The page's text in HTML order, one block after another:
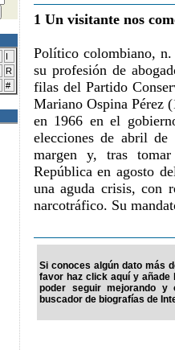
I
R
#
1 Un visitante nos
Político colombiano, n.
su profesión de
filas del Partido
Mariano Ospina Pérez
en 1966 en el
elecciones de abril
margen y, tras
República en agosto
una aguda crisis, con
narcotráfico. Su
Si conoces algún dato más
favor haz click aquí y
poder seguir mejorando y
buscador de biografías de